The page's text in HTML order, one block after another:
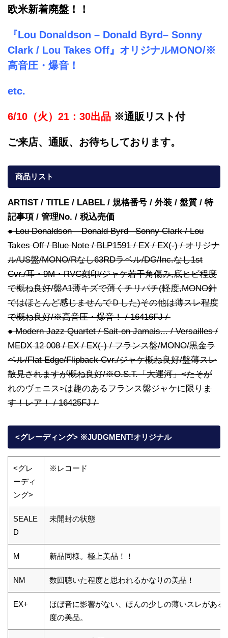
欧米新着廃盤！！
『Lou Donaldson – Donald Byrd– Sonny
Clark / Lou Takes Off』オリジナルMONO/※
高音圧・爆音！
etc.
6/10（火）21：30出品 ※通販リスト付
ご来店、通販、お待ちしております。
商品リスト
ARTIST / TITLE / LABEL / 規格番号 / 外装 / 盤質 / 特
記事項 / 管理No. / 税込売価
● Lou Donaldson – Donald Byrd– Sonny Clark / Lou
Takes Off / Blue Note / BLP1591 / EX / EX(-) / オリジナ
ル/US盤/MONO/Rなし63RDラベル/DG/Inc.なし1st
Cvr./耳・9M・RVG刻印/ジャケ若干角傷み,底ヒビ程度
で概ね良好/盤A1薄キズで薄くチリパチ(軽度,MONO針
ではほとんど感じませんでＤした)その他は薄スレ程度
で概ね良好/※高音圧・爆音！ / 16416FJ /
● Modern Jazz Quartet / Sait-on Jamais... / Versailles /
MEDX 12 008 / EX / EX(-) / フランス盤/MONO/黒金ラ
ベル/Flat Edge/Flipback Cvr./ジャケ概ね良好/盤薄スレ
散見されますが概ね良好/※O.S.T.「大運河」<たそが
れのヴェニス>は趣のあるフランス盤ジャケに限りま
す！レア！ / 16425FJ /
<グレーディング> ※JUDGMENT!オリジナル
<グレ
ーディ
ング>
※レコード
SEALE
D
未開封の状態
M 新品同様。極上美品！！
NM 数回聴いた程度と思われるかなりの美品！
EX+
ほぼ音に影響がない、ほんの少しの薄いスレがある
度の美品。